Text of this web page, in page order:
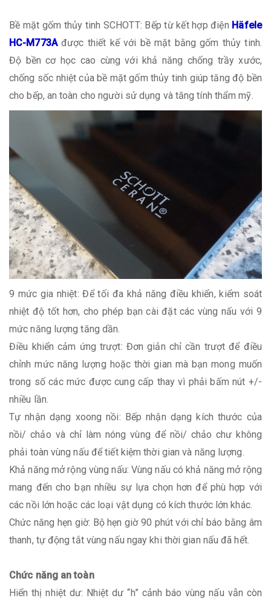
Bề mặt gốm thủy tinh SCHOTT: Bếp từ kết hợp điện Häfele
HC-M773Ađược thiết kế với bề mặt bằng gốm thủy tinh.
Độ bền cơ học cao cùng với khả năng chống trầy xước,
chống sốc nhiệt của bề mặt gốm thủy tinh giúp tăng độ bền
cho bếp, an toàn cho người sử dụng và tăng tính thẩm mỹ.
9 mức gia nhiệt: Để tối đa khả năng điều khiển, kiểm soát
nhiệt độ tốt hơn, cho phép bạn cài đặt các vùng nấu với 9
mức năng lượng tăng dần.
Điều khiển cảm ứng trượt: Đơn giản chỉ cần trượt để điều
chỉnh mức năng lượng hoặc thời gian mà bạn mong muốn
trong số các mức được cung cấp thay vì phải bấm nút +/-
nhiều lần.
Tự nhận dạng xoong nồi: Bếp nhận dạng kích thước của
nồi/ chảo và chỉ làm nóng vùng để nồi/ chảo chư không
phải toàn vùng nấu để tiết kiệm thời gian và năng lượng.
Khả năng mở rộng vùng nấu: Vùng nấu có khả năng mở rộng
mang đến cho bạn nhiều sự lựa chọn hơn để phù hợp với
các nồi lớn hoặc các loại vật dụng có kích thước lớn khác.
Chức năng hẹn giờ: Bộ hẹn giờ 90 phút với chỉ báo bằng âm
thanh, tự động tắt vùng nấu ngay khi thời gian nấu đã hết.
Chức năng an toàn
Hiển thị nhiệt dư: Nhiệt dư “h” cảnh báo vùng nấu vẫn còn